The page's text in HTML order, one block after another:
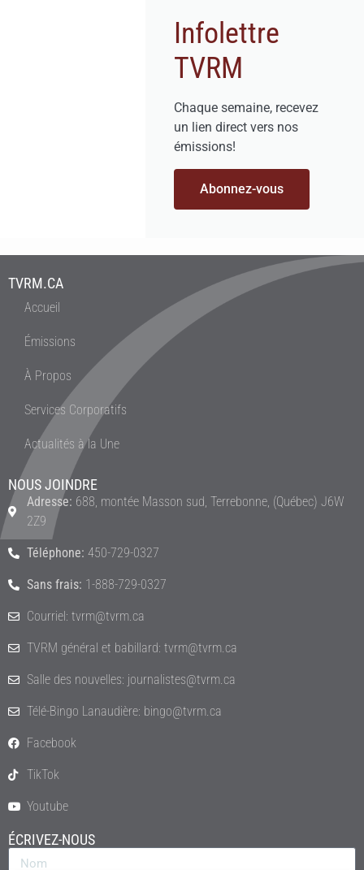
Infolettre
TVRM
Chaque semaine, recevez
un lien direct vers nos
émissions!
Abonnez-vous
TVRM.CA
Accueil
Émissions
À Propos
Services Corporatifs
Actualités à la Une
NOUS JOINDRE
Adresse: 688, montée Masson sud, Terrebonne, (Québec) J6W
2Z9
Téléphone: 450-729-0327
Sans frais: 1-888-729-0327
Courriel: tvrm@tvrm.ca
TVRM général et babillard: tvrm@tvrm.ca
Salle des nouvelles: journalistes@tvrm.ca
Télé-Bingo Lanaudière: bingo@tvrm.ca
Facebook
TikTok
Youtube
ÉCRIVEZ-NOUS